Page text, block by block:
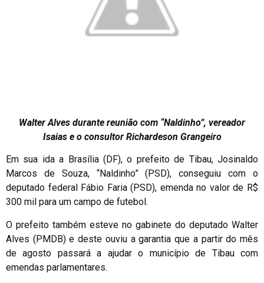
Walter Alves durante reunião com “Naldinho”, vereador
Isaias e o consultor Richardeson Grangeiro
Em sua ida a Brasília (DF), o prefeito de Tibau, Josinaldo
Marcos de Souza, “Naldinho” (PSD), conseguiu com o
deputado federal Fábio Faria (PSD), emenda no valor de R$
300 mil para um campo de futebol.
O prefeito também esteve no gabinete do deputado Walter
Alves (PMDB) e deste ouviu a garantia que a partir do mês
de agosto passará a ajudar o município de Tibau com
emendas parlamentares.